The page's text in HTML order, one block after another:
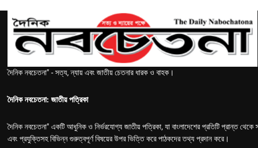
দৈনিক নবচেতনা" - সত্য, ন্যায় এবং জাতীয় চেতনার ধারক ও বাহক।
দৈনিক নবচেতনা: জাতীয় পত্রিকা
দৈনিক নবচেতনা" একটি আধুনিক ও নির্ভরযোগ্য জাতীয় পত্রিকা, যা বাংলাদেশের প্রতিটি প্রান্ত
এবং প্রযুক্তিসহ বিভিন্ন গুরুত্বপূর্ণ বিষয়ের উপর ভিত্তি করে পাঠকদের তথ্য প্রদান করে।